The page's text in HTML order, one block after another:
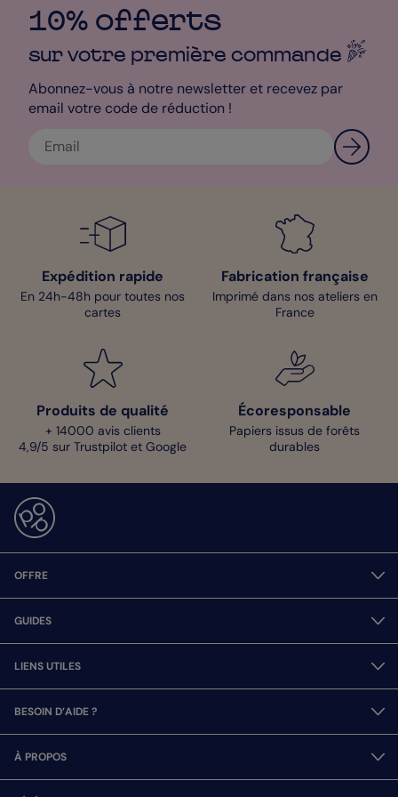
10% offerts
sur votre première commande
Abonnez-vous à notre newsletter et recevez par
email votre code de réduction !
Expédition rapide
En 24h-48h pour toutes nos
cartes
Fabrication française
Imprimé dans nos ateliers en
France
Produits de qualité
+ 14000 avis clients
4,9/5 sur Trustpilot et Google
Écoresponsable
Papiers issus de forêts
durables
OFFRE
GUIDES
LIENS UTILES
BESOIN D’AIDE ?
À PROPOS